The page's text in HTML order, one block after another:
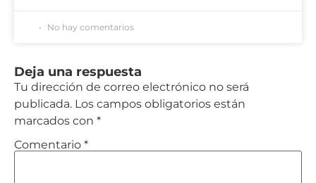
No hay comentarios
Deja una respuesta
Tu dirección de correo electrónico no será
publicada. Los campos obligatorios están
marcados con *
Comentario *